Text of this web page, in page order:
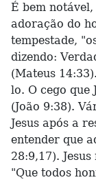
É bem notável,
adoração do
tempestade,
dizendo:
(Mateus
lo. O cego que
(João 9:38).
Jesus após a
entender que
28:9,17).
"Que todos